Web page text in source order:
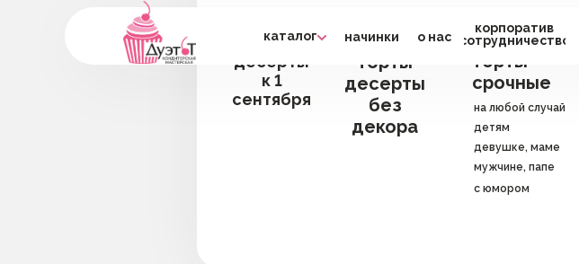
каталог начинки о нас
корпоратив
сотрудничество
торты
десерты
к 1
сентября
экспресс-
торты
срочные
детям
девушке, маме
на любой случай
мужчине, папе
к чаю
торты
десерты
без
декора
с юмором